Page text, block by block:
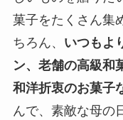
菓子をたくさん集
ちろん、 いつもよ
ン、老舗の高級和
和洋折衷のお菓子
んで、素敵な母の